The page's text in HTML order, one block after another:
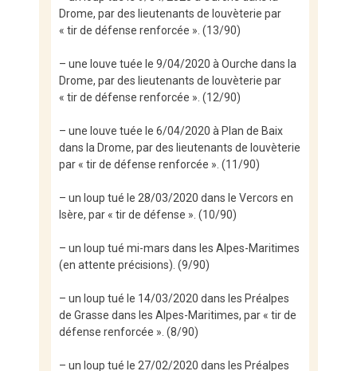
Drome, par des lieutenants de louvèterie par
« tir de défense renforcée ». (13/90)
– une louve tuée le 9/04/2020 à Ourche dans la
Drome, par des lieutenants de louvèterie par
« tir de défense renforcée ». (12/90)
– une louve tuée le 6/04/2020 à Plan de Baix
dans la Drome, par des lieutenants de louvèterie
par « tir de défense renforcée ». (11/90)
– un loup tué le 28/03/2020 dans le Vercors en
Isère, par « tir de défense ». (10/90)
– un loup tué mi-mars dans les Alpes-Maritimes
(en attente précisions). (9/90)
– un loup tué le 14/03/2020 dans les Préalpes
de Grasse dans les Alpes-Maritimes, par « tir de
défense renforcée ». (8/90)
– un loup tué le 27/02/2020 dans les Préalpes